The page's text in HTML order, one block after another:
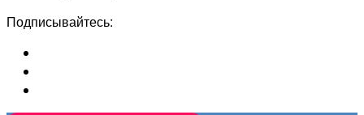
Подписывайтесь: